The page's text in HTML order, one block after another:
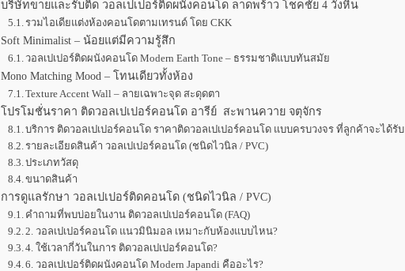
บริษัทขายและรับติด วอลเปเปอร์ติดผนังคอนโด ลาดพร้าว โชคชัย 4 วังหิน
รวมไอเดียแต่งห้องคอนโดตามเทรนด์ โดย CKK
Soft Minimalist – น้อยแต่มีความรู้สึก
วอลเปเปอร์ติดผนังคอนโด Modern Earth Tone – ธรรมชาติแบบทันสมัย
Mono Matching Mood – โทนเดียวทั้งห้อง
Texture Accent Wall – ลายเฉพาะจุด สะดุดตา
โปรโมชั่นราคา ติดวอลเปเปอร์คอนโด อารีย์ สะพานควาย จตุจักร
บริการ ติดวอลเปเปอร์คอนโด ราคาติดวอลเปเปอร์คอนโด แบบครบวงจร ที่ลูกค้าจะได้รับ
รายละเอียดสินค้า วอลเปเปอร์คอนโด (ชนิดไวนิล / PVC)
ประเภทวัสดุ
ขนาดสินค้า
การดูแลรักษา วอลเปเปอร์ติดคอนโด (ชนิดไวนิล / PVC)
คำถามที่พบบ่อยในงาน ติดวอลเปเปอร์คอนโด (FAQ)
2. วอลเปเปอร์คอนโด แนวมินิมอล เหมาะกับห้องแบบไหน?
4. ใช้เวลากี่วันในการ ติดวอลเปเปอร์คอนโด?
6. วอลเปเปอร์ติดผนังคอนโด Modern Japandi คืออะไร?